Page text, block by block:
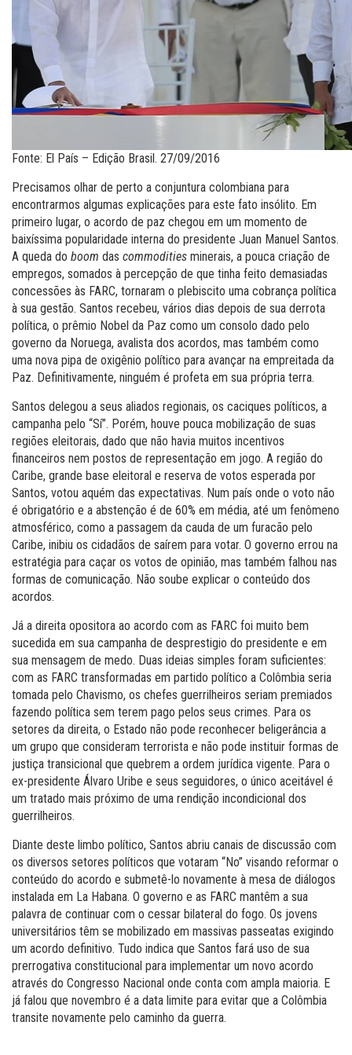
Fonte: El País – Edição Brasil. 27/09/2016
Precisamos olhar de perto a conjuntura colombiana para
encontrarmos algumas explicações para este fato insólito. Em
primeiro lugar, o acordo de paz chegou em um momento de
baixíssima popularidade interna do presidente Juan Manuel Santos.
A queda do boom das commodities minerais, a pouca criação de
empregos, somados à percepção de que tinha feito demasiadas
concessões às FARC, tornaram o plebiscito uma cobrança política
à sua gestão. Santos recebeu, vários dias depois de sua derrota
política, o prêmio Nobel da Paz como um consolo dado pelo
governo da Noruega, avalista dos acordos, mas também como
uma nova pipa de oxigênio político para avançar na empreitada da
Paz. Definitivamente, ninguém é profeta em sua própria terra.
Santos delegou a seus aliados regionais, os caciques políticos, a
campanha pelo “Sí”. Porém, houve pouca mobilização de suas
regiões eleitorais, dado que não havia muitos incentivos
financeiros nem postos de representação em jogo. A região do
Caribe, grande base eleitoral e reserva de votos esperada por
Santos, votou aquém das expectativas. Num país onde o voto não
é obrigatório e a abstenção é de 60% em média, até um fenômeno
atmosférico, como a passagem da cauda de um furacão pelo
Caribe, inibiu os cidadãos de saírem para votar. O governo errou na
estratégia para caçar os votos de opinião, mas também falhou nas
formas de comunicação. Não soube explicar o conteúdo dos
acordos.
Já a direita opositora ao acordo com as FARC foi muito bem
sucedida em sua campanha de desprestigio do presidente e em
sua mensagem de medo. Duas ideias simples foram suficientes:
com as FARC transformadas em partido político a Colômbia seria
tomada pelo Chavismo, os chefes guerrilheiros seriam premiados
fazendo política sem terem pago pelos seus crimes. Para os
setores da direita, o Estado não pode reconhecer beligerância a
um grupo que consideram terrorista e não pode instituir formas de
justiça transicional que quebrem a ordem jurídica vigente. Para o
ex-presidente Álvaro Uribe e seus seguidores, o único aceitável é
um tratado mais próximo de uma rendição incondicional dos
guerrilheiros.
Diante deste limbo político, Santos abriu canais de discussão com
os diversos setores políticos que votaram “No” visando reformar o
conteúdo do acordo e submetê-lo novamente à mesa de diálogos
instalada em La Habana. O governo e as FARC mantêm a sua
palavra de continuar com o cessar bilateral do fogo. Os jovens
universitários têm se mobilizado em massivas passeatas exigindo
um acordo definitivo. Tudo indica que Santos fará uso de sua
prerrogativa constitucional para implementar um novo acordo
através do Congresso Nacional onde conta com ampla maioria. E
já falou que novembro é a data limite para evitar que a Colômbia
transite novamente pelo caminho da guerra.